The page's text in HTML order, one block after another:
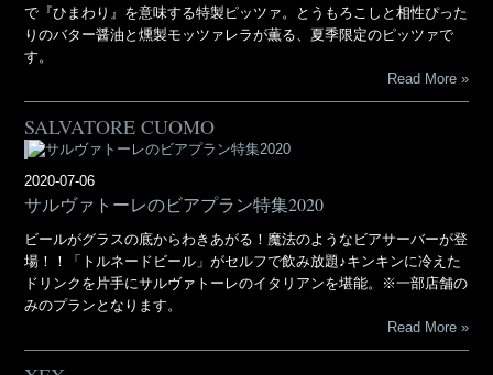
で『ひまわり』を意味する特製ピッツァ。とうもろこしと相性ぴった
りのバター醤油と燻製モッツァレラが薫る、夏季限定のピッツァで
す。
Read More
SALVATORE CUOMO
2020-07-06
サルヴァトーレのビアプラン特集2020
ビールがグラスの底からわきあがる！魔法のようなビアサーバーが登
場！！「トルネードビール」がセルフで飲み放題♪キンキンに冷えた
ドリンクを片手にサルヴァトーレのイタリアンを堪能。※一部店舗の
みのプランとなります。
Read More